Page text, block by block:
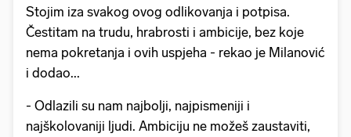
Stojim iza svakog ovog odlikovanja i potpisa.
Čestitam na trudu, hrabrosti i ambicije, bez koje
nema pokretanja i ovih uspjeha - rekao je Milanović
i dodao...
- Odlazili su nam najbolji, najpismeniji i
najškolovaniji ljudi. Ambiciju ne možeš zaustaviti,